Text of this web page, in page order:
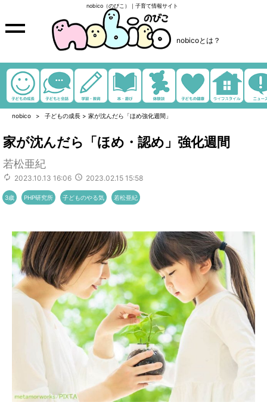
nobico（のびこ）｜子育て情報サイト
nobicoとは？
nobico 子どもの成長 > 家が沈んだら「ほめ強化週間」
家が沈んだら「ほめ・認め」強化週間
若松亜紀
2023.10.13 16:06 2023.02.15 15:58
3歳 PHP研究所 子どものやる気 若松亜紀